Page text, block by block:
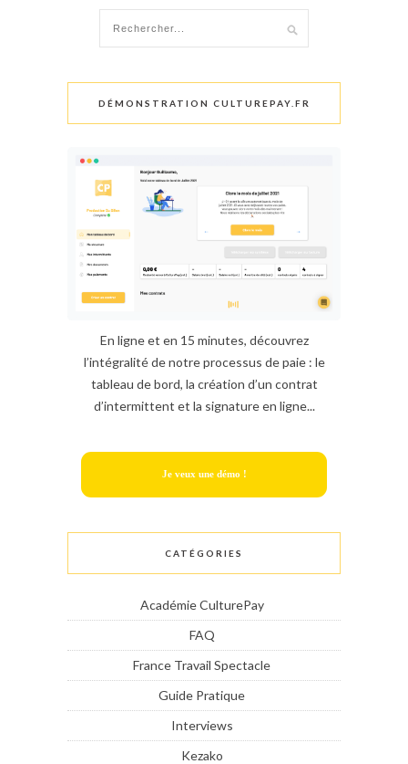
DÉMONSTRATION CULTUREPAY.FR
En ligne et en 15 minutes, découvrez
l’intégralité de notre processus de paie : le
tableau de bord, la création d’un contrat
d’intermittent et la signature en ligne...
Je veux une démo !
CATÉGORIES
Académie CulturePay
FAQ
France Travail Spectacle
Guide Pratique
Interviews
Kezako